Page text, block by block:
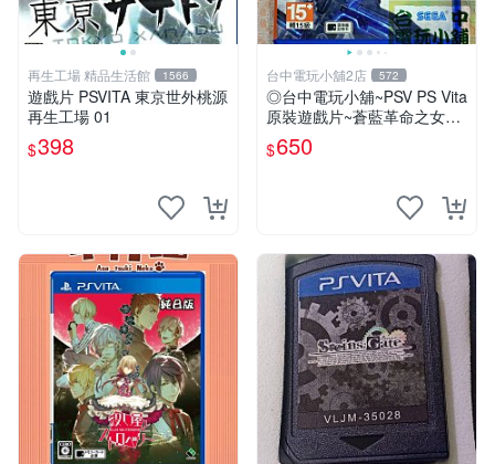
再生工場 精品生活館 1566
遊戲片 PSVITA 東京世外桃源
再生工場 01
$398
台中電玩小舖2店 572
◎台中電玩小舖~PSV PS Vita
原裝遊戲片~蒼藍革命之女武
神 中文版 中文版 ~650
$650